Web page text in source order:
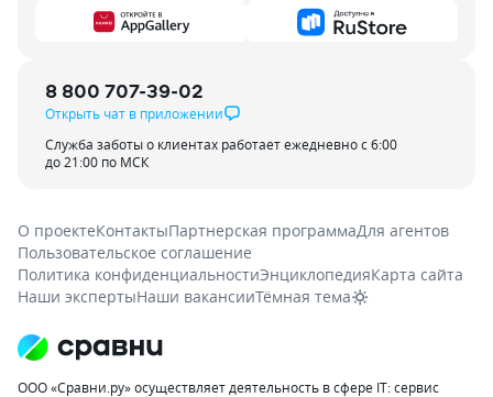
8 800 707-39-02
Открыть чат в приложении
Служба заботы о клиентах работает ежедневно с 6:00
до 21:00 по МСК
О проектеКонтактыПартнерская программаДля агентов
Пользовательское соглашение
Политика конфиденциальностиЭнциклопедияКарта сайта
Наши экспертыНаши вакансииТёмная тема
ООО «Сравни.ру» осуществляет деятельность в сфере IT: сервис